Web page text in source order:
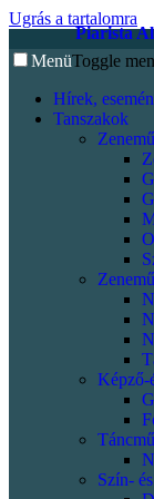
Ugrás a tartalomra
Piarista
MenüToggle
Hírek,
Tanszakok
Képző-
Szín-